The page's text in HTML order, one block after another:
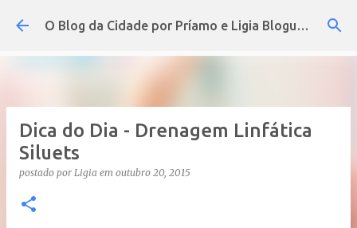
Pular para o conteúdo principal O Blog da Cidade por Príamo e Ligia Blogueira
Dica do Dia - Drenagem Linfática
Siluets
postado por Ligia em outubro 20, 2015